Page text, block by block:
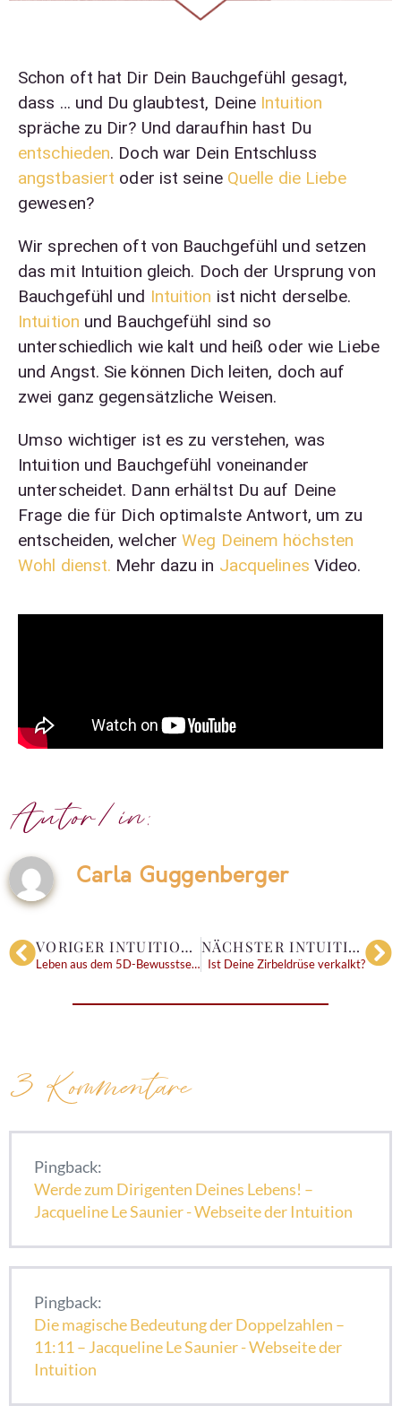
Schon oft hat Dir Dein Bauchgefühl gesagt,
dass … und Du glaubtest, Deine Intuition
spräche zu Dir? Und daraufhin hast Du
entschieden. Doch war Dein Entschluss
angstbasiert oder ist seine Quelle die Liebe
gewesen?
Wir sprechen oft von Bauchgefühl und setzen
das mit Intuition gleich. Doch der Ursprung von
Bauchgefühl und Intuition ist nicht derselbe.
Intuition und Bauchgefühl sind so
unterschiedlich wie kalt und heiß oder wie Liebe
und Angst. Sie können Dich leiten, doch auf
zwei ganz gegensätzliche Weisen.
Umso wichtiger ist es zu verstehen, was
Intuition und Bauchgefühl voneinander
unterscheidet. Dann erhältst Du auf Deine
Frage die für Dich optimalste Antwort, um zu
entscheiden, welcherWeg Deinem höchsten
Wohl dienst. Mehr dazu in Jacquelines Video.
Autor/in:
Carla Guggenberger
VORIGER INTUITIONS-BLOG
Leben aus dem 5D-Bewusstsein – 5 Zeichen
NÄCHSTER INTUITIONS-BLOG
Ist Deine Zirbeldrüse verkalkt?
3 Kommentare
Pingback:
Werde zum Dirigenten Deines Lebens! –
Jacqueline Le Saunier - Webseite der Intuition
Pingback:
Die magische Bedeutung der Doppelzahlen –
11:11 – Jacqueline Le Saunier - Webseite der
Intuition